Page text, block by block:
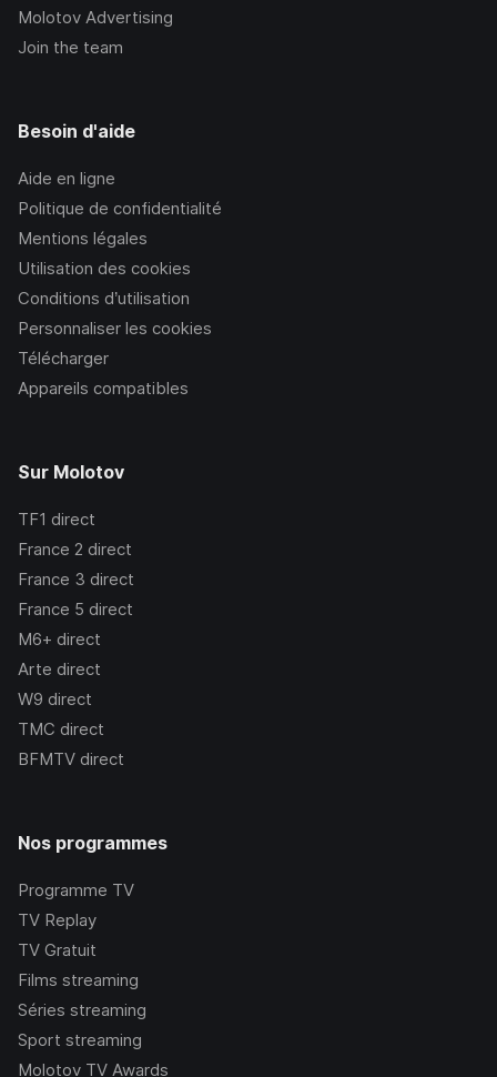
Molotov Advertising
Join the team
Besoin d'aide
Aide en ligne
Politique de confidentialité
Mentions légales
Utilisation des cookies
Conditions d’utilisation
Personnaliser les cookies
Télécharger
Appareils compatibles
Sur Molotov
TF1 direct
France 2 direct
France 3 direct
France 5 direct
M6+ direct
Arte direct
W9 direct
TMC direct
BFMTV direct
Nos programmes
Programme TV
TV Replay
TV Gratuit
Films streaming
Séries streaming
Sport streaming
Molotov TV Awards